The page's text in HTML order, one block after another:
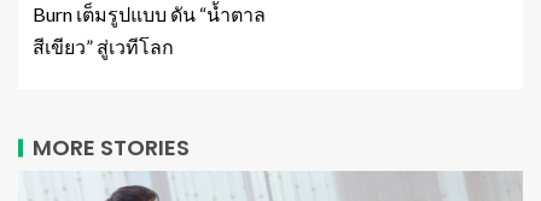
Burn เต็มรูปแบบ ดัน “น้ำตาล
สีเขียว” สู่เวทีโลก
MORE STORIES